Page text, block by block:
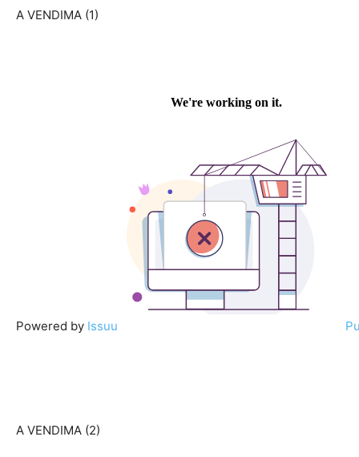
A VENDIMA (1)
Powered by Issuu
A VENDIMA (2)